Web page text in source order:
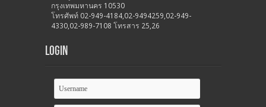
กรุงเทพมหานคร 10530
โทรศัพท์ 02-949-4184,02-9494259,02-949-
4330,02-989-7108 โทรสาร 25,26
Login